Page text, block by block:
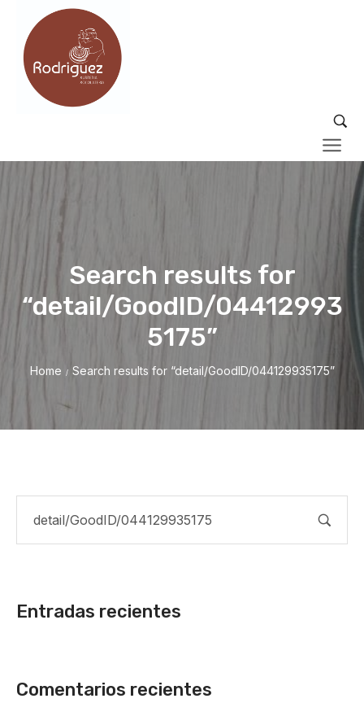
Search results for
“detail/GoodID/04412993
5175”
Home / Search results for “detail/GoodID/044129935175”
Entradas recientes
Comentarios recientes